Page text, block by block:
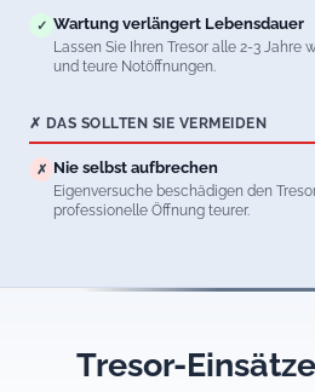
✓ Wartung verlängert Lebensdauer
Lassen Sie Ihren Tresor alle 2-3 Jahre
und teure Notöffnungen.
✗ DAS SOLLTEN SIE VERMEIDEN
✗ Nie selbst aufbrechen
Eigenversuche beschädigen den
professionelle Öffnung teurer.
Tresor-